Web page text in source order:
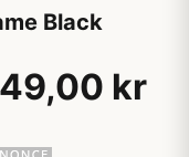
Black
kr